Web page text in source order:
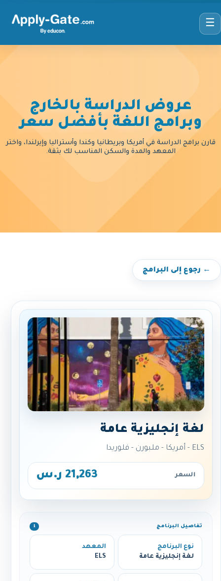
☰
عروض الدراسة بالخارج
وبرامج اللغة بأفضل سعر
قارن برامج الدراسة في أمريكا وبريطانيا وكندا وأستراليا وإيرلندا، واختر
المعهد والمدة والسكن المناسب لك بثقة.
← رجوع إلى البرامج
لغة إنجليزية عامة
ELS - أمريكا - ملبورن - فلوريدا
السعر 21,263 ر.س
تفاصيل البرنامج ℹ️
نوع البرنامج
لغة إنجليزية عامة
المعهد
ELS